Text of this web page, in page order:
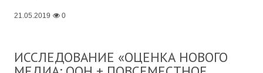
21.05.2019 0
ИССЛЕДОВАНИЕ «ОЦЕНКА НОВОГО